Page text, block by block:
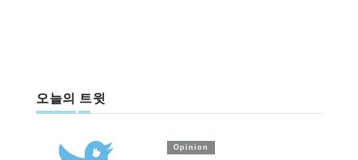
오늘의 트윗
Opinion